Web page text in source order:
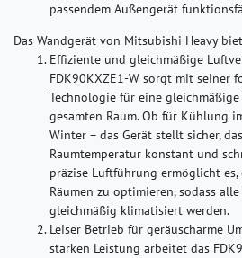
passendem Außengerät
Das Wandgerät von Mitsubishi Heavy
Effiziente und gleichmäßige
FDK90KXZE1-W sorgt mit seiner
Technologie für eine
gesamten Raum. Ob für Kühlung
Winter – das Gerät stellt sicher,
Raumtemperatur konstant und
präzise Luftführung ermöglicht
Räumen zu optimieren, sodass
gleichmäßig klimatisiert werden.
Leiser Betrieb für geräuscharme
starken Leistung arbeitet das